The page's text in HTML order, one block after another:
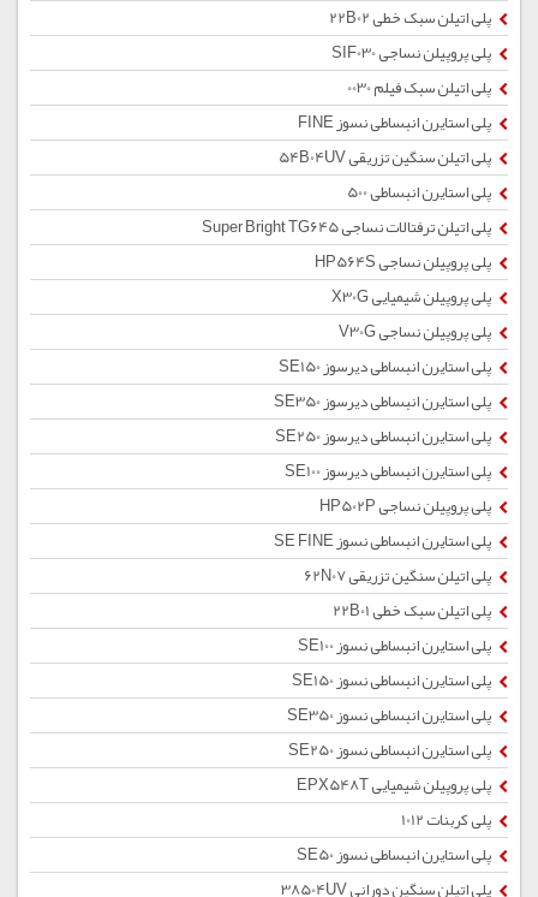
پلی اتیلن سبک خطی 22B02
پلی پروپیلن نساجی SIF030
پلی اتیلن سبک فیلم 0030
پلی استایرن انبساطی نسوز FINE
پلی اتیلن سنگین تزریقی 54B04UV
پلی استایرن انبساطی 500
پلی اتیلن ترفتالات نساجی Super Bright TG645
پلی پروپیلن نساجی HP564S
پلی پروپیلن شیمیایی X30G
پلی پروپیلن نساجی V30G
پلی استایرن انبساطی دیرسوز SE150
پلی استایرن انبساطی دیرسوز SE350
پلی استایرن انبساطی دیرسوز SE250
پلی استایرن انبساطی دیرسوز SE100
پلی پروپیلن نساجی HP502P
پلی استایرن انبساطی نسوز SE FINE
پلی اتیلن سنگین تزریقی 62N07
پلی اتیلن سبک خطی 22B01
پلی استایرن انبساطی نسوز SE100
پلی استایرن انبساطی نسوز SE150
پلی استایرن انبساطی نسوز SE350
پلی استایرن انبساطی نسوز SE250
پلی پروپیلن شیمیایی EPX548T
پلی کربنات 1012
پلی استایرن انبساطی نسوز SE50
پلی اتیلن سنگین دورانی 38504UV